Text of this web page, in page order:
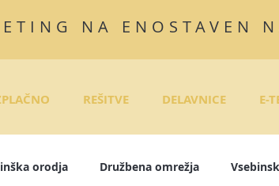
REŠITVE DELAVNICE E-
NA ENOSTAVEN
orodja Družbena omrežja